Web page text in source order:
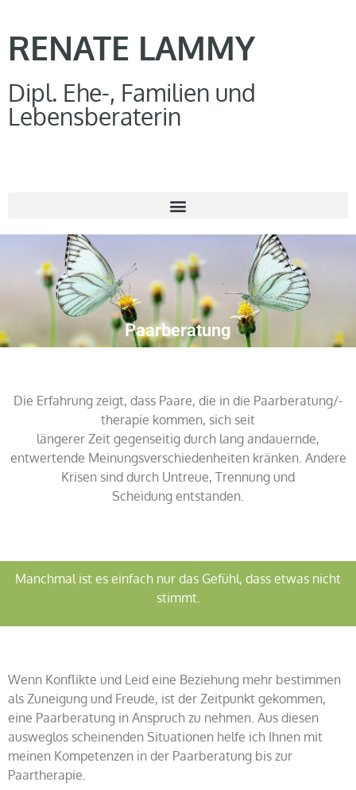
RENATE LAMMY
Dipl. Ehe-, Familien und
Lebensberaterin
Paarberatung
Die Erfahrung zeigt, dass Paare, die in die Paarberatung/-
therapie kommen, sich seit
längerer Zeit gegenseitig durch lang andauernde,
entwertende Meinungsverschiedenheiten kränken. Andere
Krisen sind durch Untreue, Trennung und
Scheidung entstanden.
Manchmal ist es einfach nur das Gefühl, dass etwas nicht
stimmt.
Wenn Konflikte und Leid eine Beziehung mehr bestimmen
als Zuneigung und Freude, ist der Zeitpunkt gekommen,
eine Paarberatung in Anspruch zu nehmen. Aus diesen
ausweglos scheinenden Situationen helfe ich Ihnen mit
meinen Kompetenzen in der Paarberatung bis zur
Paartherapie.